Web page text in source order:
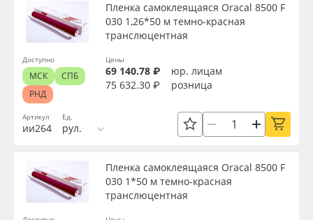
Артикул
ии264
Пленка самоклеящаяся Oracal 8500 F
030 1,26*50 м темно-красная
транслюцентная
Ед.
рул.
Цены
69 140.78 ₽
юр. лицам
75 632.30 ₽
розница
Доступно
МСК
СПБ
РНД
Пленка самоклеящаяся Oracal 8500 F
030 1*50 м темно-красная
транслюцентная